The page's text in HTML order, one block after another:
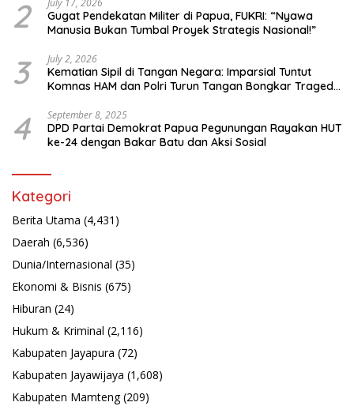
2 July 17, 2026
Gugat Pendekatan Militer di Papua, FUKRI: “Nyawa
Manusia Bukan Tumbal Proyek Strategis Nasional!”
3 July 2, 2026
Kematian Sipil di Tangan Negara: Imparsial Tuntut
Komnas HAM dan Polri Turun Tangan Bongkar Tragedi
4 September 8, 2025
DPD Partai Demokrat Papua Pegunungan Rayakan HUT
ke-24 dengan Bakar Batu dan Aksi Sosial
Kategori
Berita Utama (4,431)
Daerah (6,536)
Dunia/Internasional (35)
Ekonomi & Bisnis (675)
Hiburan (24)
Hukum & Kriminal (2,116)
Kabupaten Jayapura (72)
Kabupaten Jayawijaya (1,608)
Kabupaten Mamteng(209)